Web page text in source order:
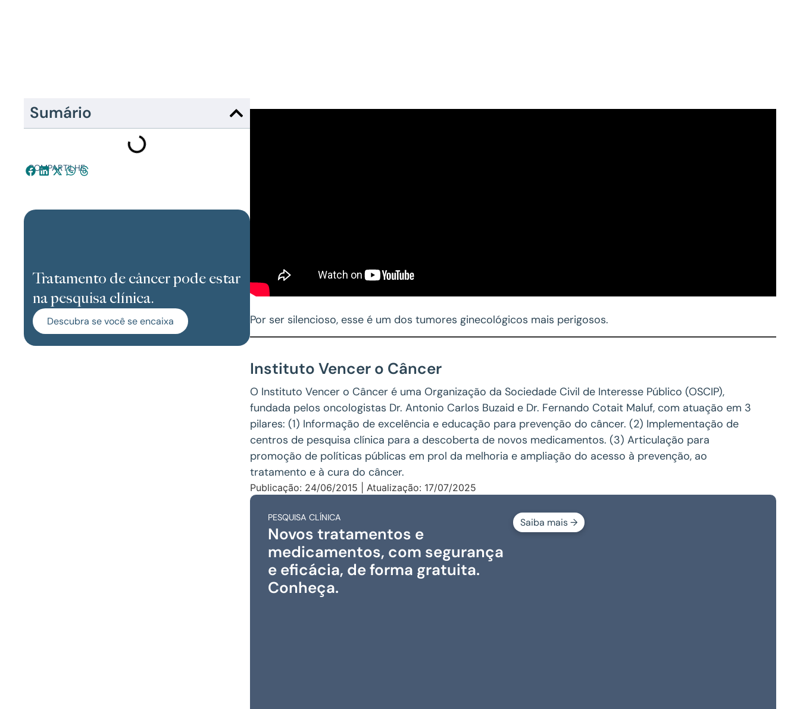
Sumário
COMPARTILHE:
Tratamento de câncer pode estar
na pesquisa clínica.
Descubra se você se encaixa Por ser silencioso, esse é um dos tumores ginecológicos mais perigosos.
Instituto Vencer o Câncer
O Instituto Vencer o Câncer é uma Organização da Sociedade Civil de Interesse Público (OSCIP),
fundada pelos oncologistas Dr. Antonio Carlos Buzaid e Dr. Fernando Cotait Maluf, com atuação em 3
pilares: (1) Informação de excelência e educação para prevenção do câncer. (2) Implementação de
centros de pesquisa clínica para a descoberta de novos medicamentos. (3) Articulação para
promoção de políticas públicas em prol da melhoria e ampliação do acesso à prevenção, ao
tratamento e à cura do câncer.
Publicação: 24/06/2015 | Atualização: 17/07/2025
PESQUISA CLÍNICA
Novos tratamentos e
medicamentos, com segurança
e eficácia, de forma gratuita.
Conheça.
Saiba mais →